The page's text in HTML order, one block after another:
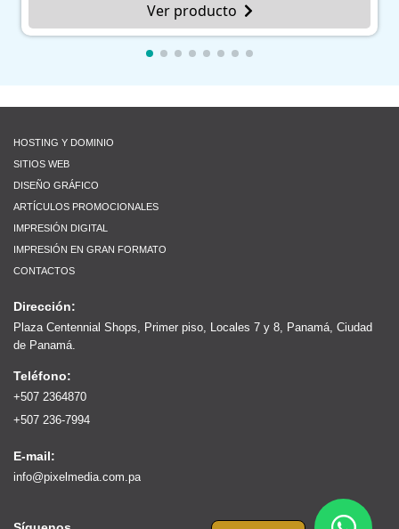
Ver producto
HOSTING Y DOMINIO
SITIOS WEB
DISEÑO GRÁFICO
ARTÍCULOS PROMOCIONALES
IMPRESIÓN DIGITAL
IMPRESIÓN EN GRAN FORMATO
CONTACTOS
Dirección:
Plaza Centennial Shops, Primer piso, Locales 7 y 8, Panamá, Ciudad
de Panamá.
Teléfono:
+507 2364870
+507 236-7994
E-mail:
info@pixelmedia.com.pa